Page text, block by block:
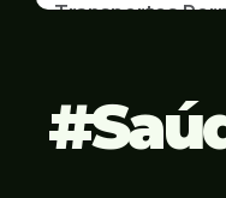
Transportes